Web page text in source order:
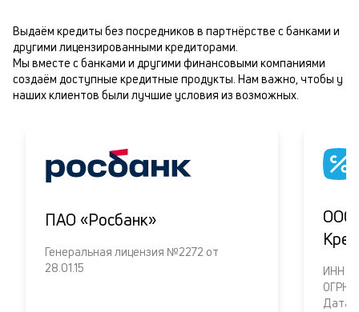
Выдаём кредиты без посредников в партнёрстве с банками и
другими лицензированными кредиторами.
Мы вместе с банками и другими финансовыми компаниями
создаём доступные кредитные продукты. Нам важно, чтобы у
наших клиентов были лучшие условия из возможных.
ПАО «Росбанк»
Генеральная лицензия №2272 от
28.01.15
ООО
ИНH
ОГРН
Дата